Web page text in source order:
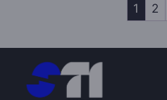
1 2